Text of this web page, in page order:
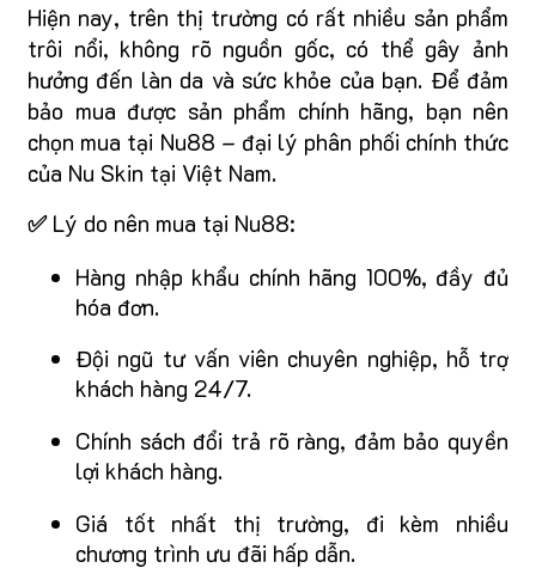
Hiện nay, trên thị trường có rất nhiều sản phẩm
trôi nổi, không rõ nguồn gốc, có thể gây ảnh
hưởng đến làn da và sức khỏe của bạn. Để đảm
bảo mua được sản phẩm chính hãng, bạn nên
chọn mua tại Nu88 – đại lý phân phối chính thức
của Nu Skin tại Việt Nam.
✅ Lý do nên mua tại Nu88:
Hàng nhập khẩu chính hãng 100%, đầy đủ
hóa đơn.
Đội ngũ tư vấn viên chuyên nghiệp, hỗ trợ
khách hàng 24/7.
Chính sách đổi trả rõ ràng, đảm bảo quyền
lợi khách hàng.
Giá tốt nhất thị trường, đi kèm nhiều
chương trình ưu đãi hấp dẫn.